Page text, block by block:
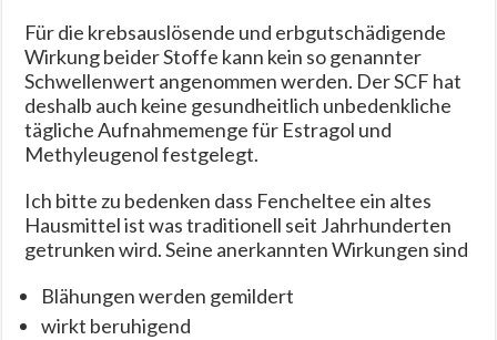
Für die krebsauslösende und erbgutschädigende
Wirkung beider Stoffe kann kein so genannter
Schwellenwert angenommen werden. Der SCF hat
deshalb auch keine gesundheitlich unbedenkliche
tägliche Aufnahmemenge für Estragol und
Methyleugenol festgelegt.
Ich bitte zu bedenken dass Fencheltee ein altes
Hausmittel ist was traditionell seit Jahrhunderten
getrunken wird. Seine anerkannten Wirkungen sind
Blähungen werden gemildert
wirkt beruhigend